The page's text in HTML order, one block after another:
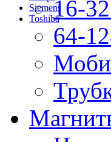
Siemens
Toshiba16-
64-